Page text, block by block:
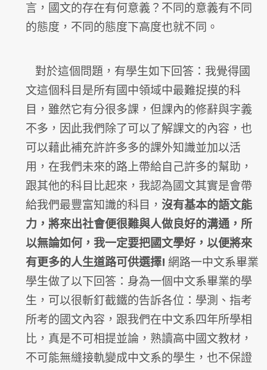
言，國文的存在有何意義？ 不同的意義有不同
的態度，不同的態度下高度也就不同。
對於這個問題，有學生如下回答： 我覺得國
文這個科目是所有國中領域中最難捉摸的科
目，雖然它有分很多課，但課內的修辭與字義
不多，因此我們除了可以了解課文的內容，也
可以藉此補充許許多多的課外知識並加以活
用，在我們未來的路上帶給自己許多的幫助，
跟其他的科目比起來，我認為國文其實是會帶
給我們最豐富知識的科目， 沒有基本的語文能
力，將來出社會便很難與人做良好的溝通，所
以無論如何，我一定要把國文學好，以便將來
有更多的人生道路可供選擇! 網路一中文系畢業
學生做了以下回答：身為一個中文系畢業的學
生， 可以很斬釘截鐵的告訴各位：學測、指考
所考的國文內容， 跟我們在中文系四年所學相
比，真是不可相提並論， 熟讀高中國文教材，
不可能無縫接軌變成中文系的學生， 也不保證